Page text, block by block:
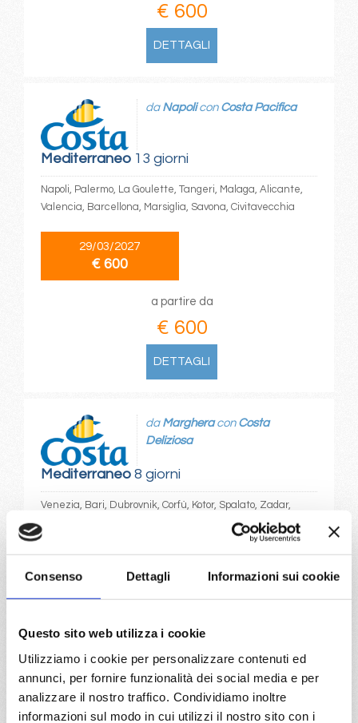
Consenso Dettagli Informazioni sui cookie
Questo sito web utilizza i cookie
Utilizziamo i cookie per personalizzare contenuti ed
annunci, per fornire funzionalità dei social media e per
analizzare il nostro traffico. Condividiamo inoltre
informazioni sul modo in cui utilizzi il nostro sito con i
€ 600
DETTAGLI
Mediterraneo13 giorni
da Napolicon Costa Pacifica
Napoli, Palermo, La Goulette, Tangeri, Malaga, Alicante,
Valencia, Barcellona, Marsiglia, Savona, Civitavecchia
29/03/2027
€ 600
a partire da
€ 600
DETTAGLI
Mediterraneo8 giorni
da Margheracon Costa
Deliziosa
Venezia, Bari, Dubrovnik, Corfù, Kotor, Spalato, Zadar,
€ 600
€ 600
DETTAGLI